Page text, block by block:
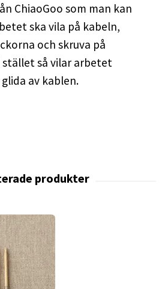
ChiaoGoo som man kan
ska vila på kabeln,
och skruva på
så vilar arbetet
av kablen.